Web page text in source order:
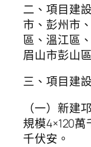
二、項目建
市、彭州市
區、溫江區
眉山市彭山
三、項目建
（一）新建
規模4×120
千伏安。